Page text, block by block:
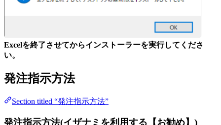
Excelを終了させてからインストーラーを実行してくださ
い。
発注指示方法
Section titled “発注指示方法”
発注指示方法(イザナミを利用する【お勧め】)